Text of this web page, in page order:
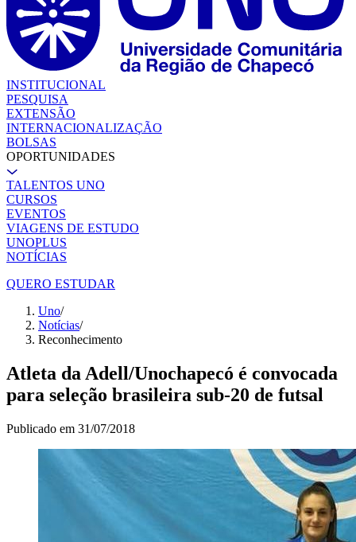
INSTITUCIONAL
PESQUISA
EXTENSÃO
INTERNACIONALIZAÇÃO
BOLSAS
OPORTUNIDADES
TALENTOS UNO
CURSOS
EVENTOS
VIAGENS DE ESTUDO
UNOPLUS
NOTÍCIAS
QUERO ESTUDAR
Uno/
Notícias/
Reconhecimento
Atleta da Adell/Unochapecó é convocada
para seleção brasileira sub-20 de futsal
Publicado em 31/07/2018